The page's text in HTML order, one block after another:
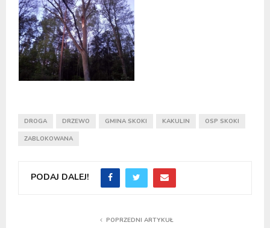
DROGA DRZEWO GMINA SKOKI KAKULIN OSP SKOKI
ZABLOKOWANA
PODAJ DALEJ!
POPRZEDNI ARTYKUŁ